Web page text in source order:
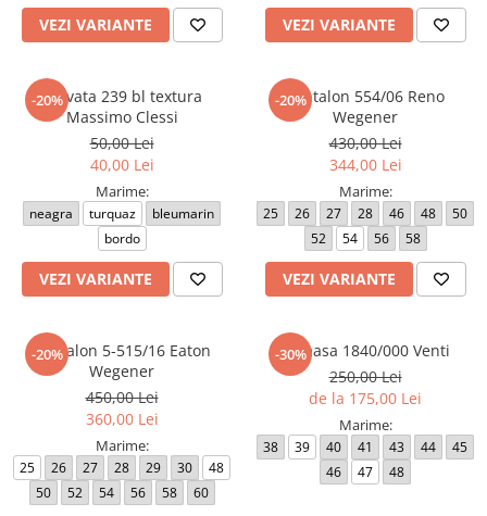
VEZI VARIANTE VEZI VARIANTE
-20%
Cravata 239 bl textura
Massimo Clessi
50,00 Lei
40,00 Lei
Marime:
neagra turquaz
bleumarin
bordo
VEZI VARIANTE
-20%
Pantalon 554/06 Reno
Wegener
430,00 Lei
344,00 Lei
Marime:
25 26 27 28 46 48
50
52
54 56 58
VEZI VARIANTE
-20%
Pantalon 5-515/16 Eaton
Wegener
450,00 Lei
360,00 Lei
Marime:
25 26 27 28 29 30
48
50
52 54 56 58 60
-30%
Camasa 1840/000 Venti
250,00 Lei
de la 175,00 Lei
Marime:
38 39 40 41 43 44
45
46
47 48